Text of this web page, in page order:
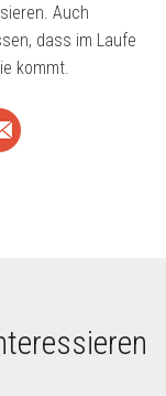
Auch
dass im Laufe
kommt.